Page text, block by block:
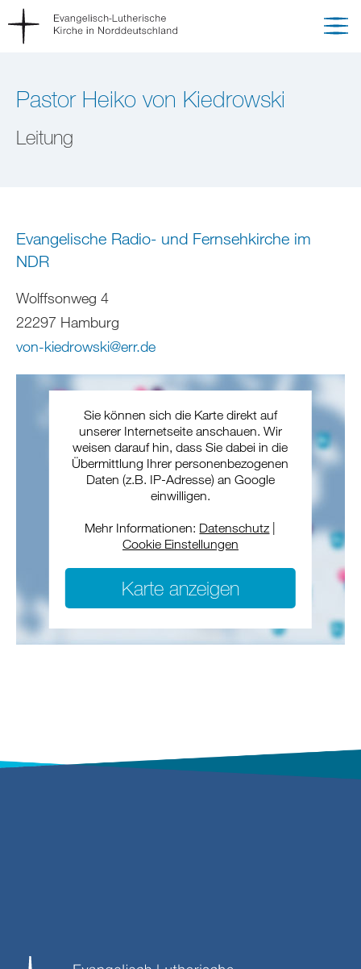
Pastor Heiko von Kiedrowski
Leitung
Evangelische Radio- und Fernsehkirche im
NDR
Wolffsonweg 4
22297 Hamburg
von-kiedrowski@err.de
Sie können sich die Karte direkt auf
unserer Internetseite anschauen. Wir
weisen darauf hin, dass Sie dabei in die
Übermittlung Ihrer personenbezogenen
Daten (z.B. IP-Adresse) an Google
einwilligen.
Mehr Informationen: Datenschutz
Cookie Einstellungen
Karte anzeigen